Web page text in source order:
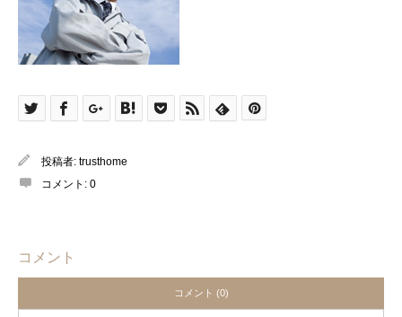
投稿者: trusthome
コメント: 0
コメント
コメント (0)